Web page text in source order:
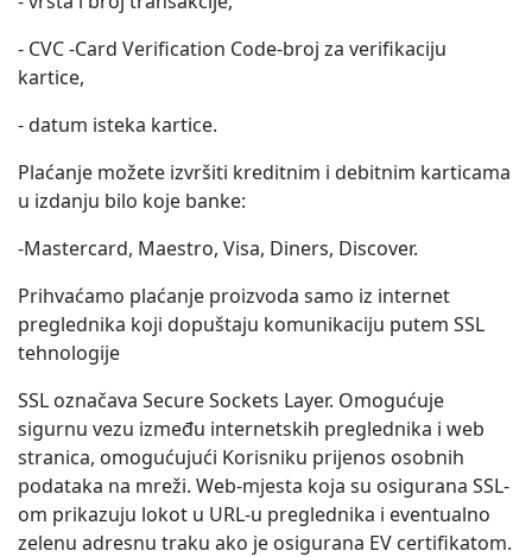
- CVC -Card Verification Code-broj za verifikaciju
kartice,
- datum isteka kartice.
Plaćanje možete izvršiti kreditnim i debitnim karticama
u izdanju bilo koje banke:
-Mastercard, Maestro, Visa, Diners, Discover.
Prihvaćamo plaćanje proizvoda samo iz internet
preglednika koji dopuštaju komunikaciju putem SSL
tehnologije
SSL označava Secure Sockets Layer. Omogućuje
sigurnu vezu između internetskih preglednika i web
stranica, omogućujući Korisniku prijenos osobnih
podataka na mreži. Web-mjesta koja su osigurana SSL-
om prikazuju lokot u URL-u preglednika i eventualno
zelenu adresnu traku ako je osigurana EV certifikatom.